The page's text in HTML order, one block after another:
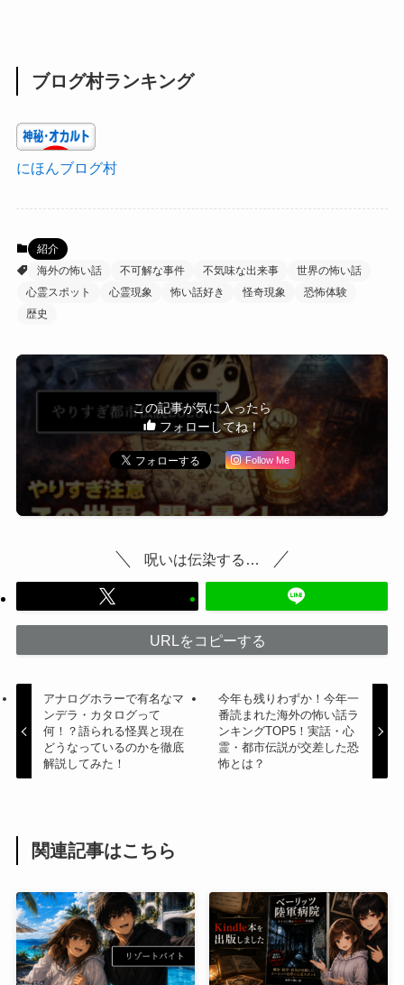
ブログ村ランキング
にほんブログ村
紹介
海外の怖い話
不可解な事件 不気味な出来事
世界の怖い話
心霊スポット
心霊現象 怖い話好き 怪奇現象
恐怖体験
歴史
この記事が気に入ったら
フォローしてね！
Follow Me
呪いは伝染する…
URLをコピーする
アナログホラーで有名なマ
ンデラ・カタログって
何！？語られる怪異と現在
どうなっているのかを徹底
解説してみた！
今年も残りわずか！今年一
番読まれた海外の怖い話ラ
ンキングTOP5！実話・心
霊・都市伝説が交差した恐
怖とは？
関連記事はこちら